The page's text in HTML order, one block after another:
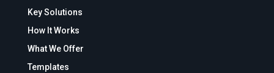
Key Solutions
How It Works
What We Offer
Templates